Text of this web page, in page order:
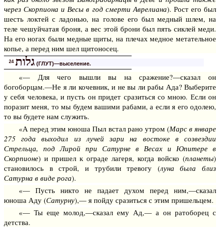
через Скорпиона и Весы в год смерти Аврелиана). Рост его был
шесть локтей с ладонью, на голове его был медный шлем, на
теле чешуйчатая броня, а вес этой брони был пять сиклей меди.
На его ногах были медные щиты, на плечах медное метательное
копье, а перед ним шел щитоносец.
24 גלות (ГЛУТ)—выселение.
«— Для чего вышли вы на сражение?—сказал он
богоборцам.—Не я ли кочевник, и не вы ли рабы Ада? Выберите
у себя человека, и пусть он придет сразиться со мною. Если он
поразит меня, то мы будем вашими рабами, а если я его одолею,
то вы будете нам служить.
«А перед этим юноша Пыл встал рано утром (Марс в январе
275 года выходил из лучей зари на востоке в созвездии
Стрельца, под Лирой при Сатурне в Весах и Юпитере в
Скорпионе) и пришел к ограде лагеря, когда войско (планеты)
становилось в строй, и трубили тревогу (луна была близ
Сатурна в виде рога).
«— Пусть никто не падает духом перед ним,—сказал
юноша Аду (Сатурну),— я пойду сразиться с этим пришельцем.
«— Ты еще молод,—сказал ему Ад,— а он ратоборец с
детства.